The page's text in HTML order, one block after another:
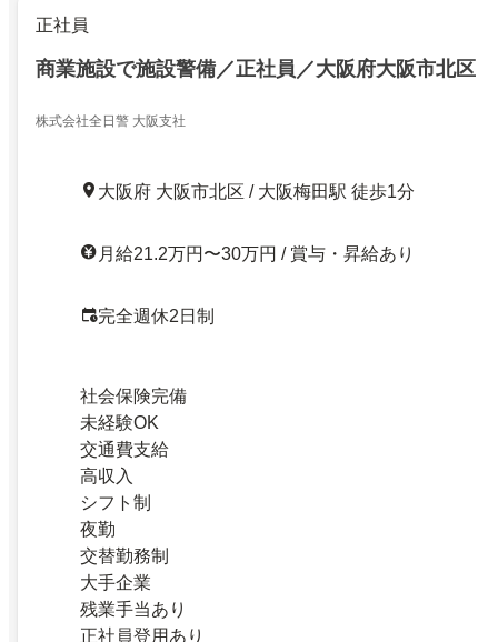
正社員
商業施設で施設警備／正社員／大阪府大阪市北区
株式会社全日警 大阪支社
大阪府 大阪市北区 / 大阪梅田駅 徒歩1分
月給21.2万円〜30万円 / 賞与・昇給あり
完全週休2日制
社会保険完備
未経験OK
交通費支給
高収入
シフト制
夜勤
交替勤務制
大手企業
残業手当あり
正社員登用あり